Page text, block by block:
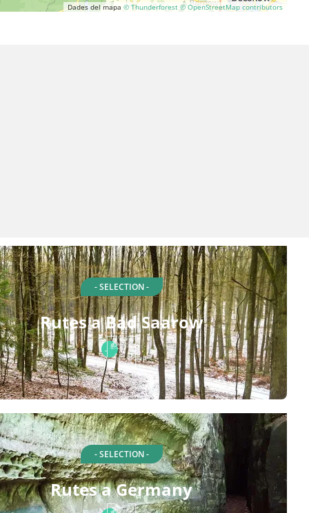
Dades del mapa © Thunderforest © OpenStreetMap contributors
- SELECTION -
Rutes a Bad Saarow
- SELECTION -
Rutes a Germany